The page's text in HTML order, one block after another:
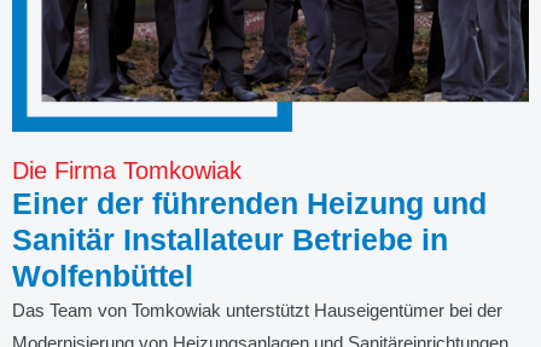
Die Firma Tomkowiak
Einer der führenden Heizung und
Sanitär Installateur Betriebe in
Wolfenbüttel
Das Team von Tomkowiak unterstützt Hauseigentümer bei der